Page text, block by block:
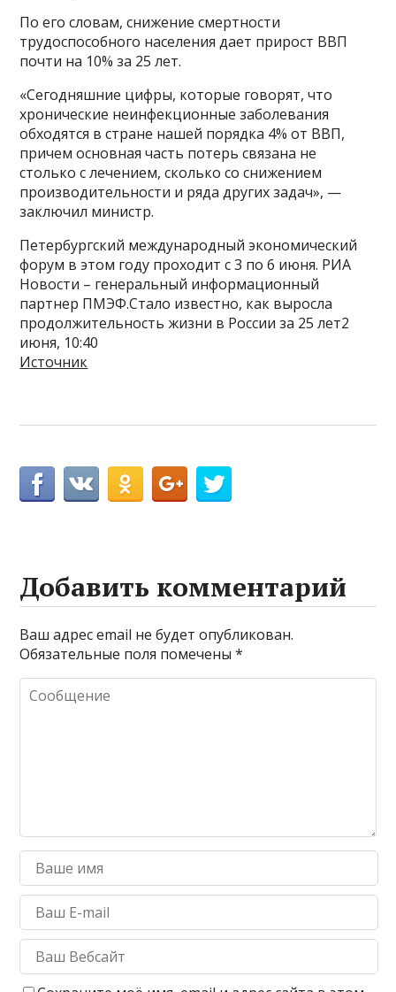
По его словам, снижение смертности
трудоспособного населения дает прирост ВВП
почти на 10% за 25 лет.
«Сегодняшние цифры, которые говорят, что
хронические неинфекционные заболевания
обходятся в стране нашей порядка 4% от ВВП,
причем основная часть потерь связана не
столько с лечением, сколько со снижением
производительности и ряда других задач», —
заключил министр.
Петербургский международный экономический
форум в этом году проходит с 3 по 6 июня. РИА
Новости – генеральный информационный
партнер ПМЭФ.Стало известно, как выросла
продолжительность жизни в России за 25 лет2
июня, 10:40
Источник
Добавить комментарий
Ваш адрес email не будет опубликован.
Обязательные поля помечены*